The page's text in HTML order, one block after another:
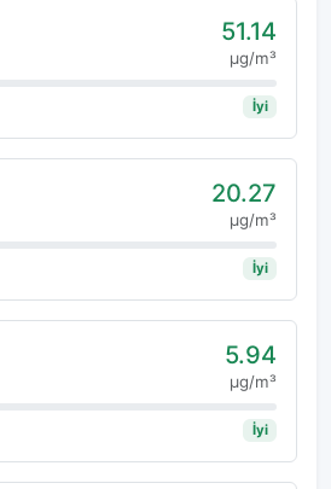
51.14
μg/m³
İyi
20.27
μg/m³
İyi
5.94
μg/m³
İyi